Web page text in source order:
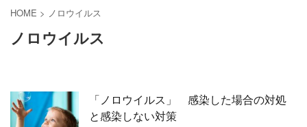
HOME > ノロウイルス
ノロウイルス
「ノロウイルス」 感染した場合の対処
と感染しない対策